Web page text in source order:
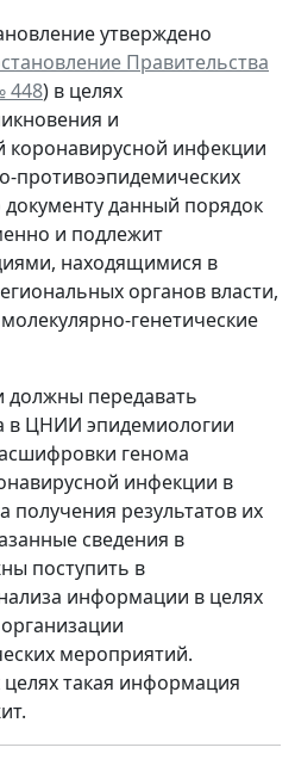
утверждено
Правительства
448) в целях
и
коронавирусной инфекции
противоэпидемических
данный порядок
и подлежит
находящимися в
органов власти,
генетические
должны передавать
в ЦНИИ эпидемиологии
генома
инфекции в
получения результатов их
сведения в
поступить в
информации в целях
мероприятий.
такая информация